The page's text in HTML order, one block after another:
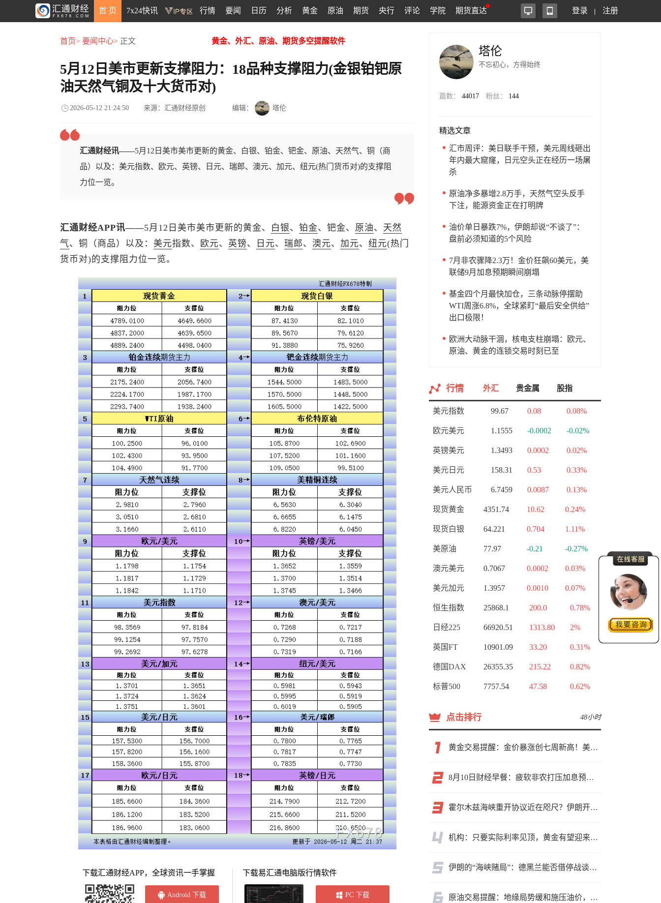
首 页 7x24快讯 行情 要闻 日历 分析 黄金 原油 期货 央行 评论 学院 期货直达 登录 注册
首页> 要闻中心> 正文 黄金、外汇、原油、期货多空提醒软件
5月12日美市更新支撑阻力：18品种支撑阻力(金银铂钯原
油天然气铜及十大货币对)
2026-05-12 21:24:50 来源：汇通财经原创 编辑： 塔伦
汇通财经讯——5月12日美市美市更新的黄金、白银、铂金、钯金、原油、天然气、铜（商
品）以及：美元指数、欧元、英镑、日元、瑞郎、澳元、加元、纽元(热门货币对)的支撑阻
力位一览。
汇通财经APP讯——5月12日美市美市更新的黄金、 白银、 铂金、钯金、 原油、 天然
气、铜（商品）以及： 美元指数、 欧元、 英镑、 日元、 瑞郎、 澳元、 加元、 纽元(热门
货币对)的支撑阻力位一览。
下载汇通财经APP，全球资讯一手掌握
Android 下载
下载易汇通电脑版行情软件
PC 下载
塔伦
不忘初心，方得始终
篇数： 44017 粉丝： 144
精选文章
汇市周评：美日联手干预，美元周线砸出
年内最大窟窿，日元空头正在经历一场屠
杀
原油净多暴增2.8万手，天然气空头反手
下注，能源资金正在打明牌
油价单日暴跌7%，伊朗却说“不谈了”：
盘前必须知道的5个风险
7月非农骤降2.3万！金价狂飙60美元，美
联储9月加息预期瞬间崩塌
基金四个月最快加仓，三条动脉停摆助
WTI周涨6.8%，全球紧盯“最后安全供给”
出口极限！
欧洲大动脉干涸，核电支柱崩塌：欧元、
原油、黄金的连锁交易时刻已至
行情 外汇 贵金属 股指
美元指数 99.67 0.08 0.08%
欧元美元 1.1555 -0.0002 -0.02%
英镑美元 1.3493 0.0002 0.02%
美元日元 158.31 0.53 0.33%
美元人民币 6.7459 0.0087 0.13%
现货黄金 4351.74 10.62 0.24%
现货白银 64.221 0.704 1.11%
美原油 77.97 -0.21 -0.27%
澳元美元 0.7067 0.0002 0.03%
美元加元 1.3957 0.0010 0.07%
恒生指数 25868.1 200.0 0.78%
日经225 66920.51 1313.80 2%
英国FT 10901.09 33.20 0.31%
德国DAX 26355.35 215.22 0.82%
标普500 7757.54 47.58 0.62%
点击排行 48小时
黄金交易提醒：金价暴涨创七周新高！美国就业数据意外“爆冷”，本周将迎美国CPI考验
8月10日财经早餐：疲软非农打压加息预期，金价持稳4350附近，伊朗拒绝与美直接谈判，风险溢价支撑油价
霍尔木兹海峡重开协议近在咫尺？伊朗开出天价条件，美国赔偿与撤军成关键，红海再起烽火油价应声大涨
机构：只要实际利率见顶，黄金有望迎来行情拐点
伊朗的“海峡赌局”：德黑兰能否借停战谈判将美国海军逐出波斯湾？
原油交易提醒：地缘局势缓和施压油价，短期重回区间震荡，等待方向选择